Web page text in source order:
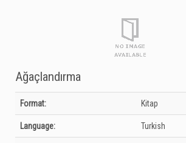
Ağaçlandırma
Bibliographic Details
Format: Kitap
Language: Turkish